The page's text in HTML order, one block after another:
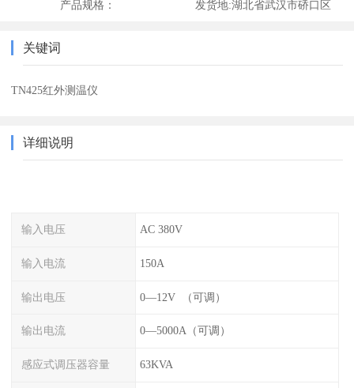
产品规格： 发货地:湖北省武汉市硚口区
关键词
TN425红外测温仪
详细说明
输入电压 AC 380V
输入电流 150A
输出电压 0—12V （可调）
输出电流 0—5000A（可调）
感应式调压器容量 63KVA